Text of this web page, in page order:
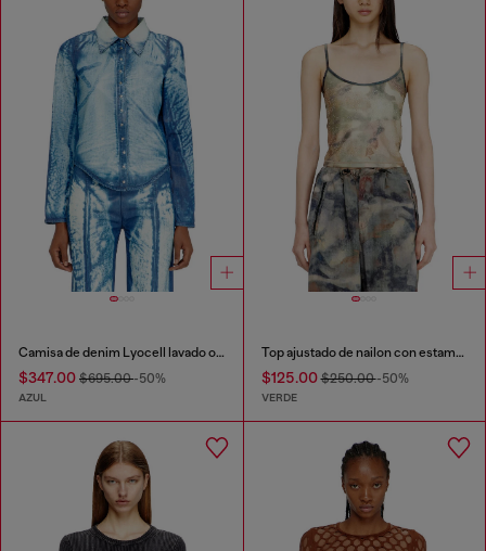
Camisa de denim Lyocell lavado oscuro
$347.00 $695.00-50%
AZUL
Top ajustado de nailon con estampado de camuflaje y detalles de cristal
$125.00$250.00-50%
VERDE